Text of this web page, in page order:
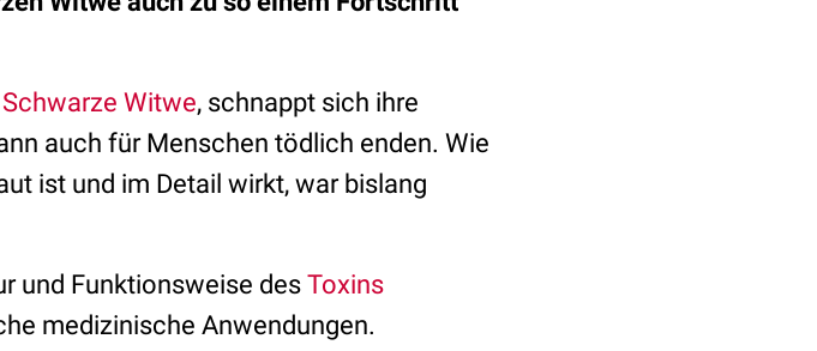
Schwarze Witwe, schnappt sich ihre
auch für Menschen tödlich enden. Wie
ist und im Detail wirkt, war bislang
und Funktionsweise des Toxins
medizinische Anwendungen.